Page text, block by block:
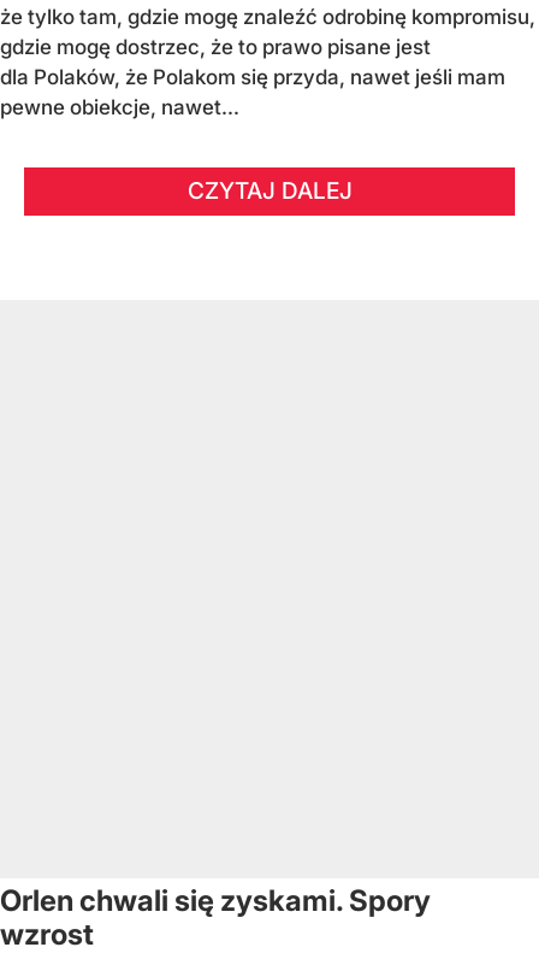
że tylko tam, gdzie mogę znaleźć odrobinę kompromisu,
gdzie mogę dostrzec, że to prawo pisane jest
dla Polaków, że Polakom się przyda, nawet jeśli mam
pewne obiekcje, nawet...
CZYTAJ DALEJ
Orlen chwali się zyskami. Spory
wzrost